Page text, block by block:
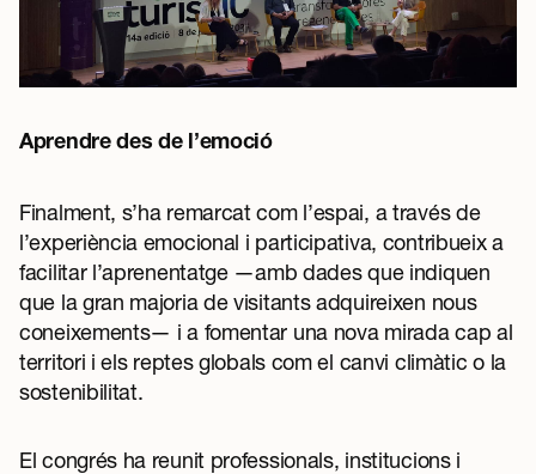
Aprendre des de l’emoció
Finalment, s’ha remarcat com l’espai, a través de
l’experiència emocional i participativa, contribueix a
facilitar l’aprenentatge —amb dades que indiquen
que la gran majoria de visitants adquireixen nous
coneixements— i a fomentar una nova mirada cap al
territori i els reptes globals com el canvi climàtic o la
sostenibilitat.
El congrés ha reunit professionals, institucions i